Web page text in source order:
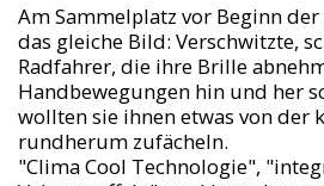
Am Sammelplatz vor Beginn
das gleiche Bild: Verschwitzte,
Radfahrer, die ihre Brille
Handbewegungen hin und her
wollten sie ihnen etwas von der
rundherum zufächeln.
"Clima Cool Technologie",